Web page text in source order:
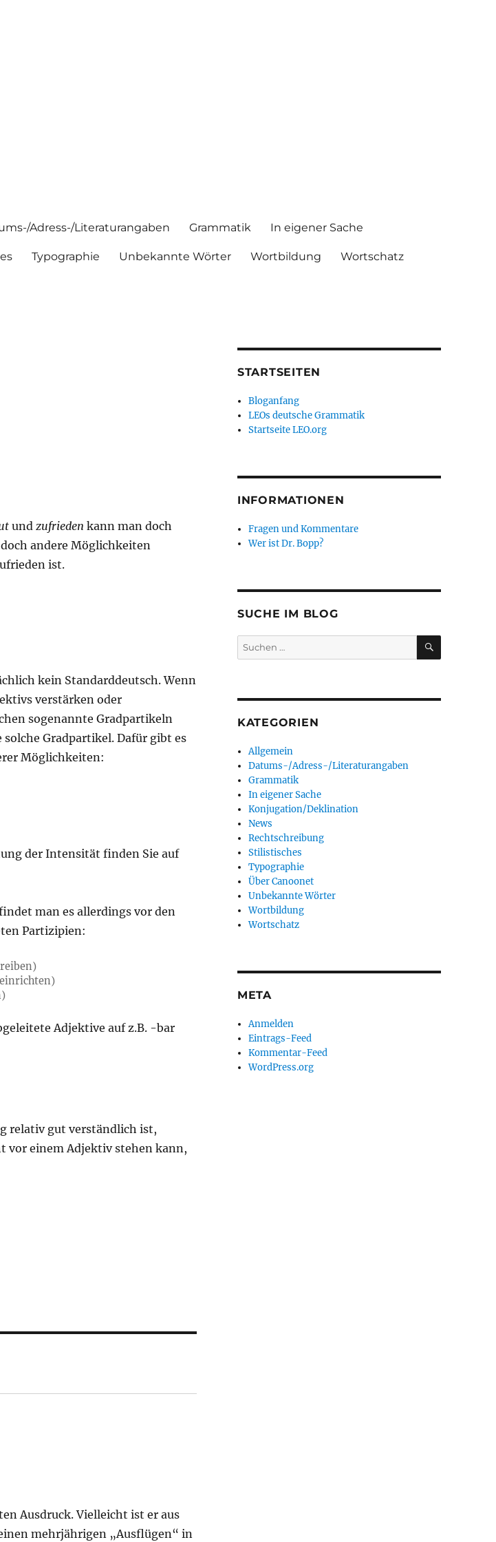
Adress-/Literaturangaben Grammatik In eigener Sache
Typographie Unbekannte Wörter Wortbildung Wortschatz
und zufrieden kann man doch
andere Möglichkeiten
ist.
kein Standarddeutsch. Wenn
verstärken oder
sogenannte Gradpartikeln
Gradpartikel. Dafür gibt es
Möglichkeiten:
der Intensität finden Sie auf
man es allerdings vor den
Partizipien:
Adjektive auf z.B. -bar
relativ gut verständlich ist,
vor einem Adjektiv stehen kann,
Ausdruck. Vielleicht ist er aus
mehrjährigen „Ausflügen“ in
STARTSEITEN
Bloganfang
LEOs deutsche Grammatik
Startseite LEO.org
INFORMATIONEN
Fragen und Kommentare
Wer ist Dr. Bopp?
SUCHE IM BLOG
Suchen
nach:
SUCHEN
KATEGORIEN
Allgemein
Datums-/Adress-/Literaturangaben
Grammatik
In eigener Sache
Konjugation/Deklination
News
Rechtschreibung
Stilistisches
Typographie
Über Canoonet
Unbekannte Wörter
Wortbildung
Wortschatz
META
Anmelden
Eintrags-Feed
Kommentar-Feed
WordPress.org